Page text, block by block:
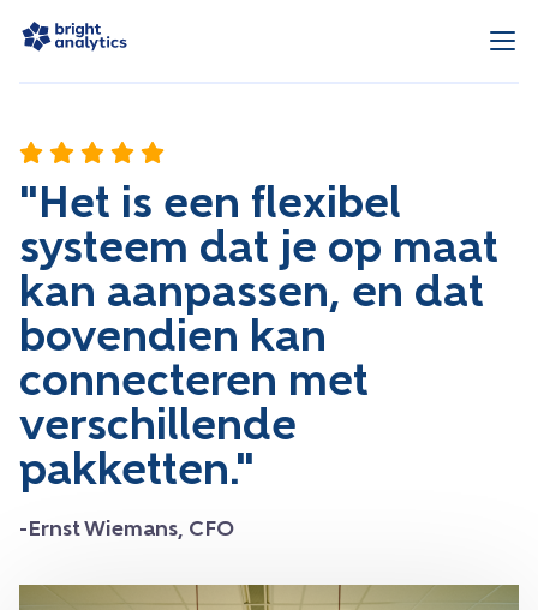
"Het is een flexibel
systeem dat je op maat
kan aanpassen, en dat
bovendien kan
connecteren met
verschillende
pakketten."
-Ernst Wiemans, CFO